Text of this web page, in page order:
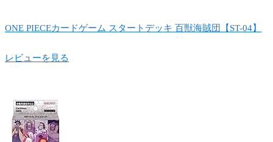
ONE PIECEカードゲーム スタートデッキ 百獣海賊団【ST-04】
レビューを見る